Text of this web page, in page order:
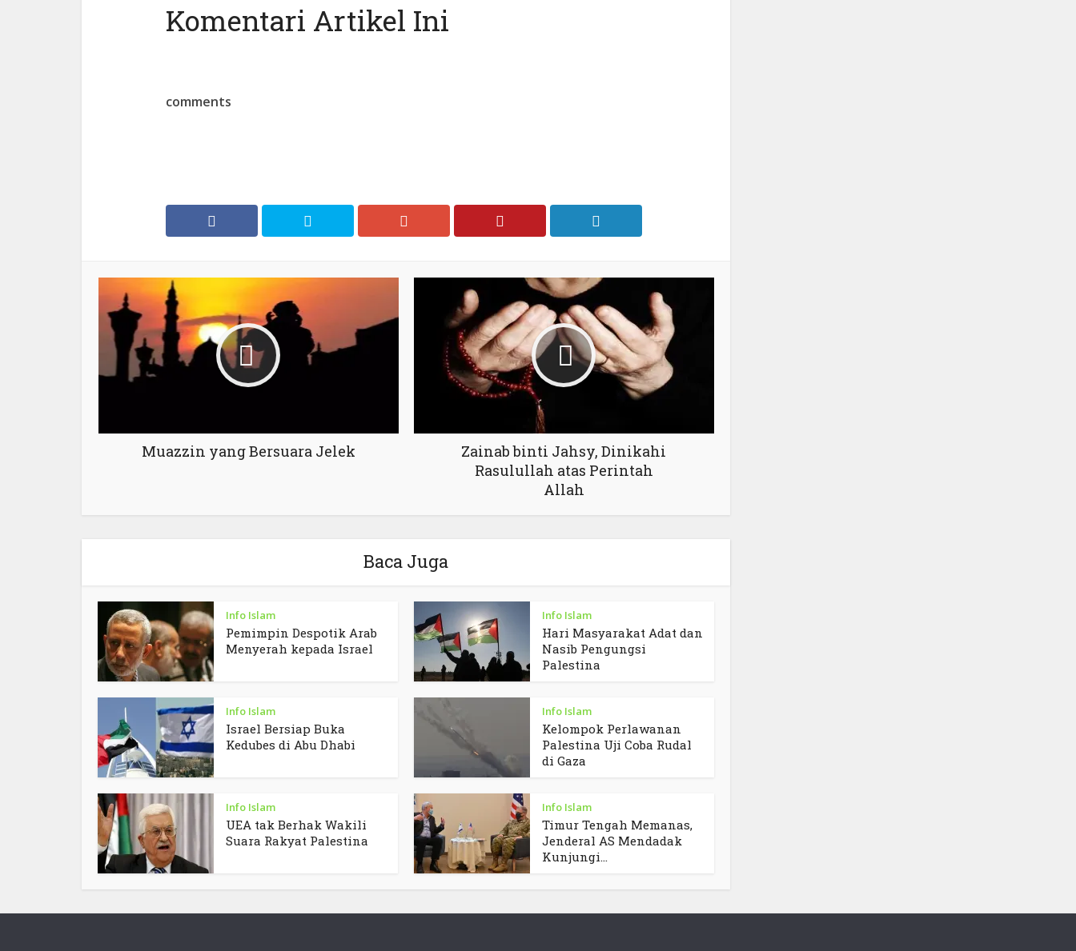
Komentari Artikel Ini
comments
Muazzin yang Bersuara Jelek
Zainab binti Jahsy, Dinikahi
Rasulullah atas Perintah
Allah
Baca Juga
Info Islam
Pemimpin Despotik Arab
Menyerah kepada Israel
Info Islam
Hari Masyarakat Adat dan
Nasib Pengungsi
Palestina
Info Islam
Israel Bersiap Buka
Kedubes di Abu Dhabi
Info Islam
Kelompok Perlawanan
Palestina Uji Coba Rudal
di Gaza
Info Islam
UEA tak Berhak Wakili
Suara Rakyat Palestina
Info Islam
Timur Tengah Memanas,
Jenderal AS Mendadak
Kunjungi...